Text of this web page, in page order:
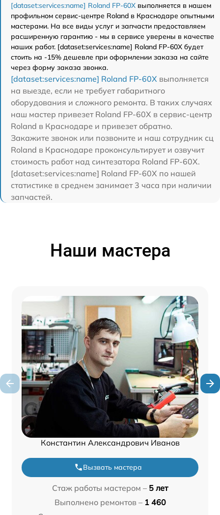
[dataset:services:name] Roland FP-60X выполняется в нашем
профильном сервис-центре Roland в Краснодаре опытными
мастерами. На все виды услуг и запчасти предоставляем
расширенную гарантию - мы в сервисе уверены в качестве
наших работ. [dataset:services:name] Roland FP-60X будет
стоить на -15% дешевле при оформлении заказа на сайте
через форму заказа звонка.
[dataset:services:name] Roland FP-60X выполняется
на выезде, если не требует габаритного
оборудования и сложного ремонта. В таких случаях
наш мастер привезет Roland FP-60X в сервис-центр
Roland в Краснодаре и привезет обратно.
Закажите звонок или позвоните и наш сотрудник сц
Roland в Краснодаре проконсультирует и озвучит
стоимость работ над синтезатора Roland FP-60X.
[dataset:services:name] Roland FP-60X по нашей
статистике в среднем занимает 3 часа при наличии
запчастей.
Наши мастера
Константин Александрович Иванов
Вызвать мастера
Стаж работы мастером – 5 лет
Выполнено ремонтов – 1 460